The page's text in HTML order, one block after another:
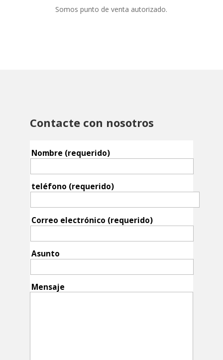
Somos punto de venta autorizado.
Contacte con nosotros
Nombre (requerido)
teléfono (requerido)
Correo electrónico (requerido)
Asunto
Mensaje